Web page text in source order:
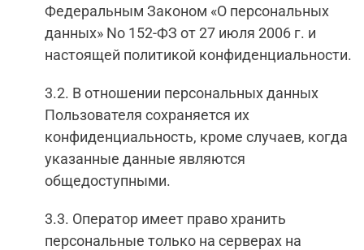
Федеральным Законом «О персональных
данных» No 152-ФЗ от 27 июля 2006 г. и
настоящей политикой конфиденциальности.
3.2. В отношении персональных данных
Пользователя сохраняется их
конфиденциальность, кроме случаев, когда
указанные данные являются
общедоступными.
3.3. Оператор имеет право хранить
персональные только на серверах на